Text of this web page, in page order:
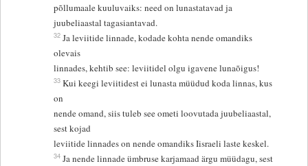
põllumaale kuuluvaiks: need on lunastatavad ja
juubeliaastal tagasiantavad.
32 Ja leviitide linnade, kodade kohta nende omandiks
olevais
linnades, kehtib see: leviitidel olgu igavene lunaõigus!
33 Kui keegi leviitidest ei lunasta müüdud koda linnas, kus
on
nende omand, siis tuleb see ometi loovutada juubeliaastal,
sest kojad
leviitide linnades on nende omandiks Iisraeli laste keskel.
34 Ja nende linnade ümbruse karjamaad ärgu müüdagu, sest